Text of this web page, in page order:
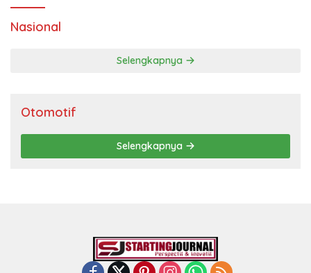
Nasional
Selengkapnya
Otomotif
Selengkapnya